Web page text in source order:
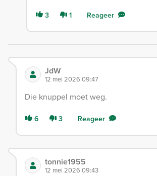
3 1 Reageer
JdW
12 mei 2026 09:47
Die knuppel moet weg.
6 3 Reageer
tonnie1955
12 mei 2026 09:43